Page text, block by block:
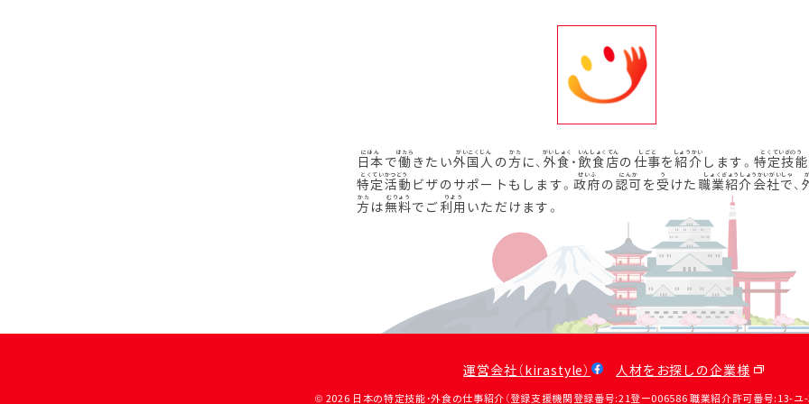
日本で働きたい外国人 の方に、 外食 ・ 飲食店の 仕事を紹介 します。 特定技能
特定活動 ビザのサポートもします。政府の 認可を受 けた 職業紹介会社で、
方は無料でご利用 いただけます。
運営会社（kirastyle） 人材をお探しの企業様
© 2026 日本の特定技能・外食の仕事紹介（登録支援機関登録番号:21登ー006586 職業紹介許可番号:13-